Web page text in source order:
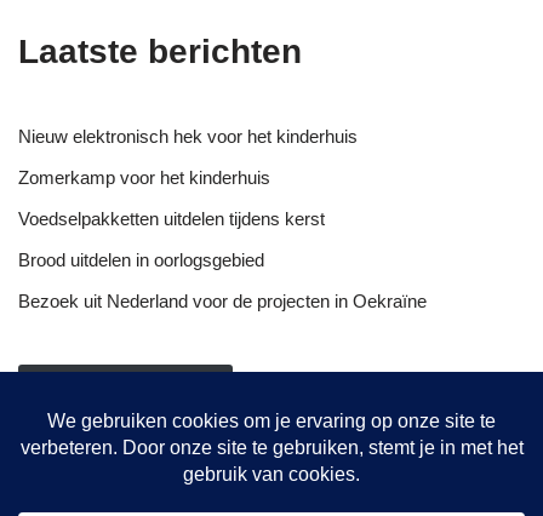
Laatste berichten
Nieuw elektronisch hek voor het kinderhuis
Zomerkamp voor het kinderhuis
Voedselpakketten uitdelen tijdens kerst
Brood uitdelen in oorlogsgebied
Bezoek uit Nederland voor de projecten in Oekraïne